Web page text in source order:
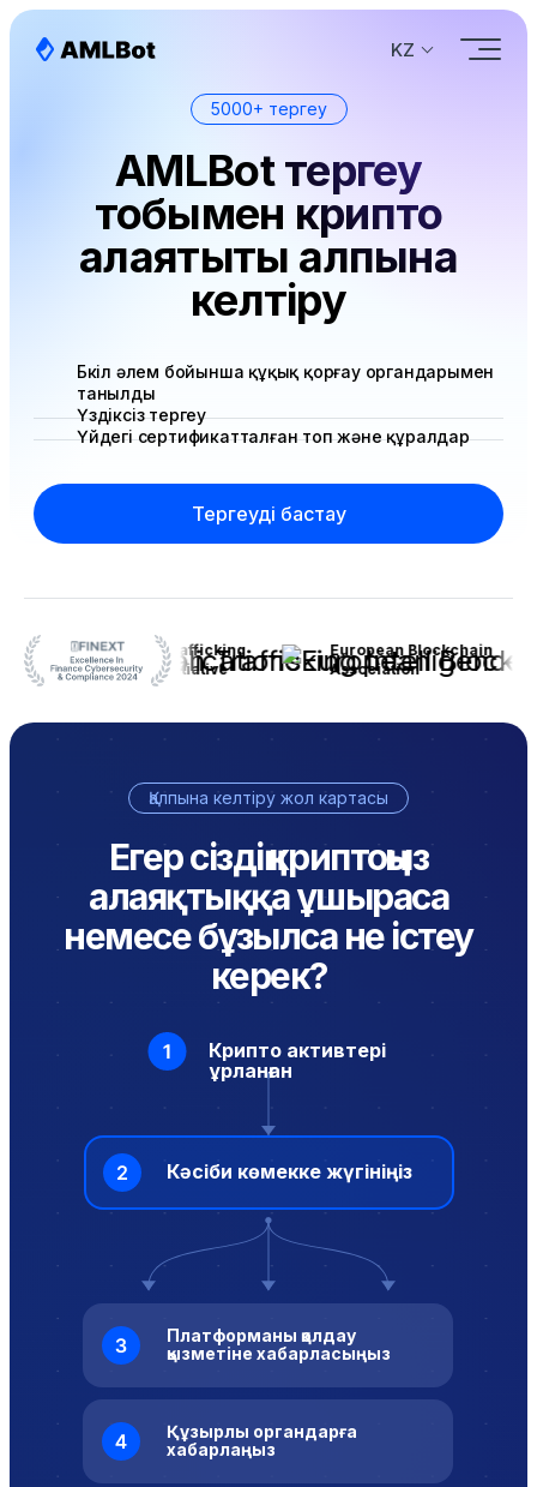
KZ
5000+ тергеу
AMLBot тергеу
тобымен крипто
алаяқтықты қалпына
келтіру
Бүкіл әлем бойынша құқық қорғау органдарымен
танылды
Үздіксіз тергеу
Үйдегі сертификатталған топ және құралдар
Тергеуді бастау
Anti-Human Trafficking
Intelligence Initiative
European Blockchain
Association
Қалпына келтіру жол картасы
Егер сіздің криптоңыз
алаяқтыққа ұшыраса
немесе бұзылса не істеу
керек?
Крипто активтері
ұрланған
Кәсіби көмекке жүгініңіз
Платформаны қолдау
қызметіне хабарласыңыз
Құзырлы органдарға
хабарлаңыз